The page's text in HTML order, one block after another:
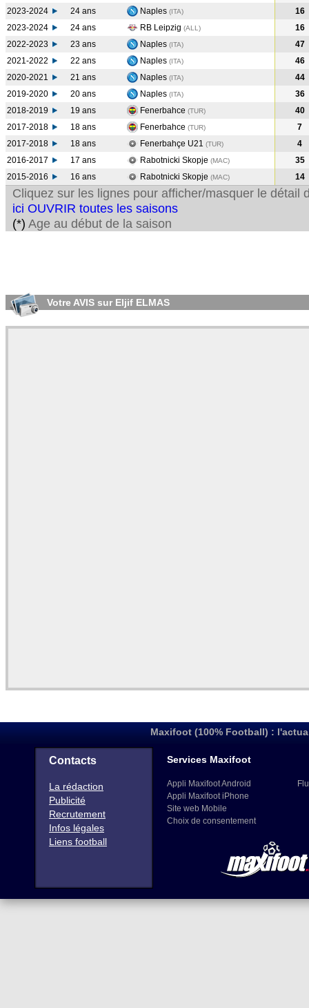
2023-2024
24 ans Naples (ITA)
16
2023-2024
24 ans RB Leipzig (ALL )
16
2022-2023
23 ans Naples (ITA)
47
2021-2022
22 ans Naples (ITA)
46
2020-2021
21 ans Naples (ITA)
44
2019-2020
20 ans Naples (ITA)
36
2018-2019
19 ans Fenerbahce (TUR)
40
2017-2018
18 ans Fenerbahce (TUR)
7
2017-2018
18 ans Fenerbahçe U21 (TUR)
4
2016-2017
17 ans Rabotnicki Skopje (MAC)
35
2015-2016
16 ans Rabotnicki Skopje (MAC) 14
Cliquez sur les lignes pour afficher/masquer le détail
ici OUVRIR toutes les saisons
(*) Age au début de la saison
Votre AVIS sur Eljif ELMAS
Maxifoot (100% Football) :
Contacts
La rédaction
Publicité
Recrutement
Infos légales
Liens football
Services Maxifoot
Appli Maxifoot Android
Appli Maxifoot iPhone
Site web Mobile
Choix de consentement